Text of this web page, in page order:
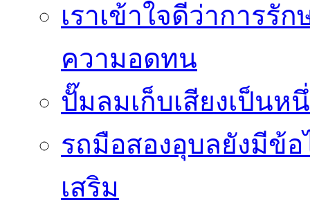
เราเข้าใจดีว่าการรั
ความอดทน
ปั๊มลมเก็บเสียงเป็น
รถมือสองอุบลยังมีข้อ
เสริม